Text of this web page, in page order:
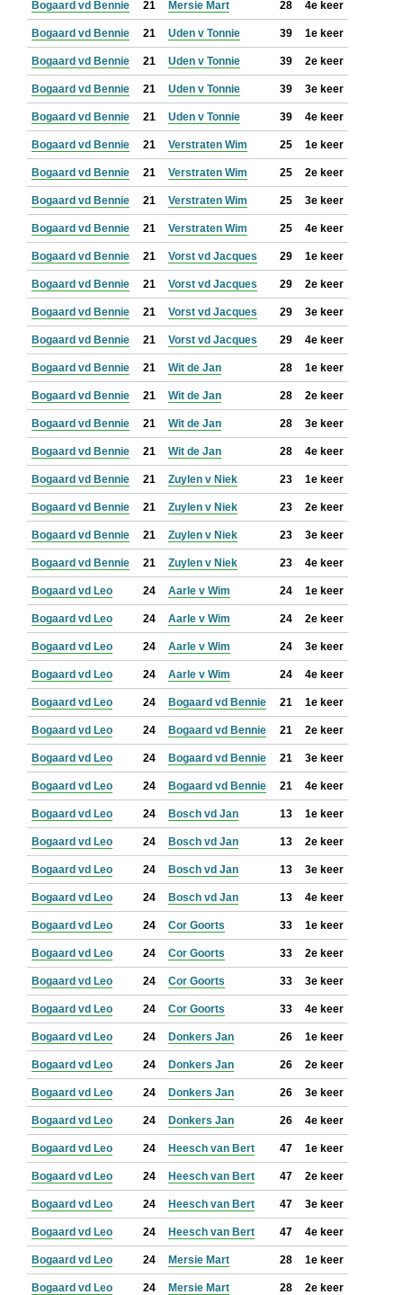
Bogaard vd Bennie 21 Mersie Mart 28 4e keer
Bogaard vd Bennie 21 Uden v Tonnie 39 1e keer
Bogaard vd Bennie 21 Uden v Tonnie 39 2e keer
Bogaard vd Bennie 21 Uden v Tonnie 39 3e keer
Bogaard vd Bennie 21 Uden v Tonnie 39 4e keer
Bogaard vd Bennie 21 Verstraten Wim 25 1e keer
Bogaard vd Bennie 21 Verstraten Wim 25 2e keer
Bogaard vd Bennie 21 Verstraten Wim 25 3e keer
Bogaard vd Bennie 21 Verstraten Wim 25 4e keer
Bogaard vd Bennie 21 Vorst vd Jacques 29 1e keer
Bogaard vd Bennie 21 Vorst vd Jacques 29 2e keer
Bogaard vd Bennie 21 Vorst vd Jacques 29 3e keer
Bogaard vd Bennie 21 Vorst vd Jacques 29 4e keer
Bogaard vd Bennie 21 Wit de Jan 28 1e keer
Bogaard vd Bennie 21 Wit de Jan 28 2e keer
Bogaard vd Bennie 21 Wit de Jan 28 3e keer
Bogaard vd Bennie 21 Wit de Jan 28 4e keer
Bogaard vd Bennie 21 Zuylen v Niek 23 1e keer
Bogaard vd Bennie 21 Zuylen v Niek 23 2e keer
Bogaard vd Bennie 21 Zuylen v Niek 23 3e keer
Bogaard vd Bennie 21 Zuylen v Niek 23 4e keer
Bogaard vd Leo 24 Aarle v Wim 24 1e keer
Bogaard vd Leo 24 Aarle v Wim 24 2e keer
Bogaard vd Leo 24 Aarle v Wim 24 3e keer
Bogaard vd Leo 24 Aarle v Wim 24 4e keer
Bogaard vd Leo 24 Bogaard vd Bennie 21 1e keer
Bogaard vd Leo 24 Bogaard vd Bennie 21 2e keer
Bogaard vd Leo 24 Bogaard vd Bennie 21 3e keer
Bogaard vd Leo 24 Bogaard vd Bennie 21 4e keer
Bogaard vd Leo 24 Bosch vd Jan 13 1e keer
Bogaard vd Leo 24 Bosch vd Jan 13 2e keer
Bogaard vd Leo 24 Bosch vd Jan 13 3e keer
Bogaard vd Leo 24 Bosch vd Jan 13 4e keer
Bogaard vd Leo 24 Cor Goorts 33 1e keer
Bogaard vd Leo 24 Cor Goorts 33 2e keer
Bogaard vd Leo 24 Cor Goorts 33 3e keer
Bogaard vd Leo 24 Cor Goorts 33 4e keer
Bogaard vd Leo 24 Donkers Jan 26 1e keer
Bogaard vd Leo 24 Donkers Jan 26 2e keer
Bogaard vd Leo 24 Donkers Jan 26 3e keer
Bogaard vd Leo 24 Donkers Jan 26 4e keer
Bogaard vd Leo 24 Heesch van Bert 47 1e keer
Bogaard vd Leo 24 Heesch van Bert 47 2e keer
Bogaard vd Leo 24 Heesch van Bert 47 3e keer
Bogaard vd Leo 24 Heesch van Bert 47 4e keer
Bogaard vd Leo 24 Mersie Mart 28 1e keer
Bogaard vd Leo 24 Mersie Mart 28 2e keer